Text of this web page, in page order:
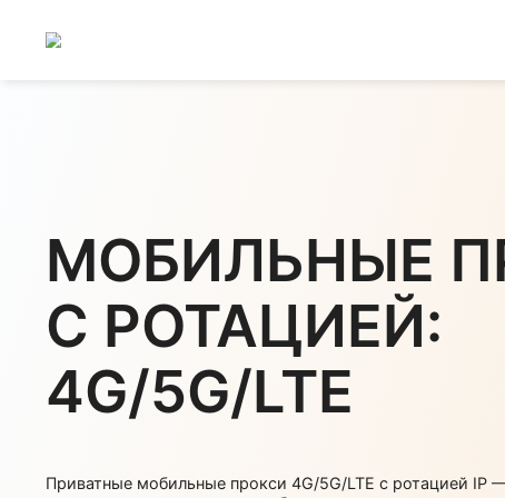
МОБИЛЬНЫЕ
С РОТАЦИЕЙ:
4G/5G/LTE